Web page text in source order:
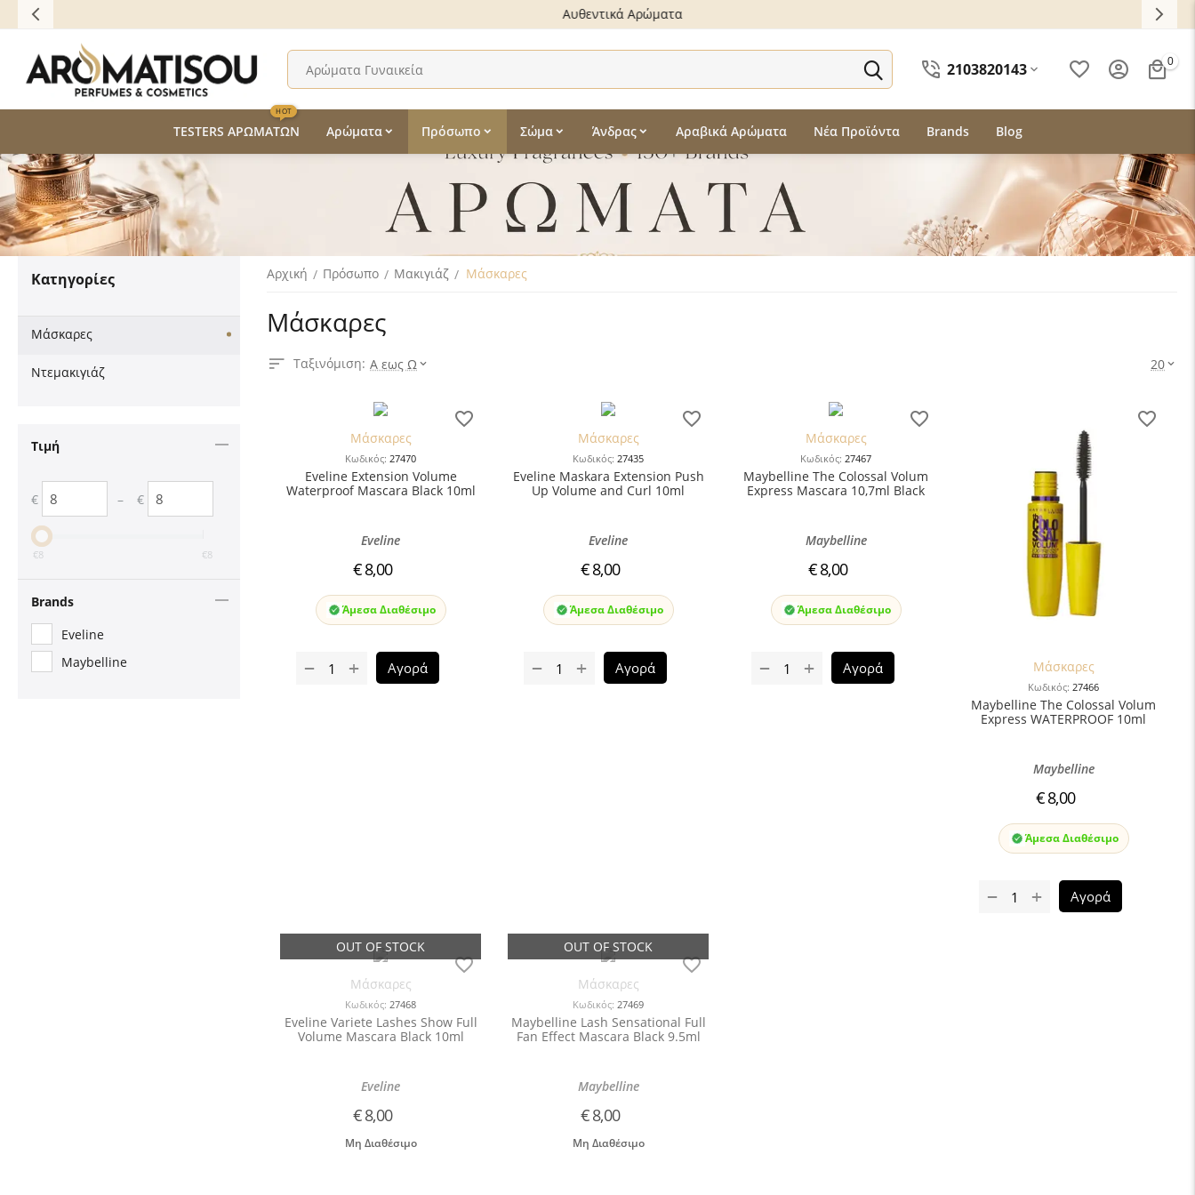
Αυθεντικά Αρώματα
2103820143 0
TESTERS ΑΡΩΜΑΤΩΝ
HOT
Αρώματα Πρόσωπο Σώμα Άνδρας Αραβικά Αρώματα Νέα Προϊόντα Brands Blog
Αρχική / Πρόσωπο / Mακιγιάζ / Μάσκαρες
Μάσκαρες
Ταξινόμιση: Α εως Ω 20
Μάσκαρες
Κωδικός: 27470
Eveline Extension Volume
Waterproof Mascara Black 10ml
Eveline
€8,00
Άμεσα Διαθέσιμο
Αγορά
+
−
Μάσκαρες
Κωδικός: 27435
Eveline Maskara Extension Push
Up Volume and Curl 10ml
Eveline
€8,00
Άμεσα Διαθέσιμο
Αγορά
+
−
Μάσκαρες
Κωδικός: 27467
Maybelline The Colossal Volum
Express Mascara 10,7ml Black
Maybelline
€8,00
Άμεσα Διαθέσιμο
Αγορά
+
− Μάσκαρες
Κωδικός: 27466
Maybelline The Colossal Volum
Express WATERPROOF 10ml
Maybelline
€8,00
Άμεσα Διαθέσιμο
Αγορά
+
−
Μάσκαρες
Κωδικός: 27468
Eveline Variete Lashes Show Full
Volume Mascara Black 10ml
Eveline
€8,00
Μη Διαθέσιμο
Μάσκαρες
Κωδικός: 27469
Maybelline Lash Sensational Full
Fan Effect Mascara Black 9.5ml
Maybelline
€8,00
Μη Διαθέσιμο
Κατηγορίες
Μάσκαρες
Ντεμακιγιάζ
Τιμή
€ – €
€8 €8
Brands
Eveline
Maybelline